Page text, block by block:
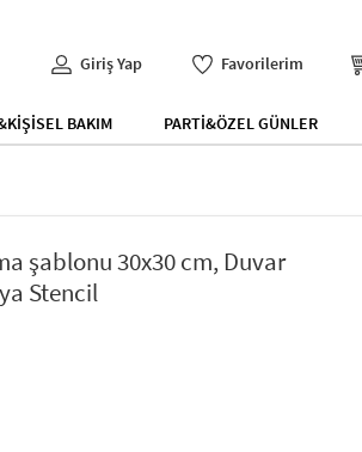
Giriş Yap Favorilerim
BAKIM PARTİ&ÖZEL GÜNLER
şablonu 30x30 cm, Duvar
Stencil